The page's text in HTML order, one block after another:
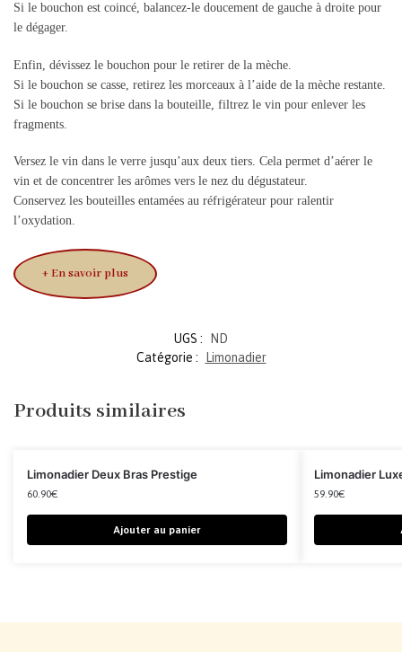
Si le bouchon est coincé, balancez-le doucement de gauche à droite pour
le dégager.
Enfin, dévissez le bouchon pour le retirer de la mèche.
Si le bouchon se casse, retirez les morceaux à l’aide de la mèche restante.
Si le bouchon se brise dans la bouteille, filtrez le vin pour enlever les
fragments.
Versez le vin dans le verre jusqu’aux deux tiers. Cela permet d’aérer le
vin et de concentrer les arômes vers le nez du dégustateur.
Conservez les bouteilles entamées au réfrigérateur pour ralentir
l’oxydation.
+ En savoir plus
UGS :
ND
Catégorie :
Limonadier
Produits similaires
Limonadier Deux Bras Prestige
60.90€
Ajouter au panier
Limonadier
59.90€